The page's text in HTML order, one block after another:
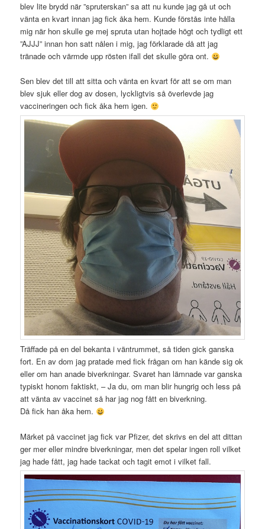
blev lite brydd när ”spruterskan” sa att nu kunde jag gå ut och
vänta en kvart innan jag fick åka hem. Kunde förstås inte hålla
mig när hon skulle ge mej spruta utan hojtade högt och tydligt ett
”AJJJ” innan hon satt nålen i mig, jag förklarade då att jag
tränade och värmde upp rösten ifall det skulle göra ont.
Sen blev det till att sitta och vänta en kvart för att se om man
blev sjuk eller dog av dosen, lyckligtvis så överlevde jag
vaccineringen och fick åka hem igen.
Träffade på en del bekanta i väntrummet, så tiden gick ganska
fort. En av dom jag pratade med fick frågan om han kände sig ok
eller om han anade biverkningar. Svaret han lämnade var ganska
typiskt honom faktiskt, – Ja du, om man blir hungrig och less på
att vänta av vaccinet så har jag nog fått en biverkning.
Då fick han åka hem.
Märket på vaccinet jag fick var Pfizer, det skrivs en del att dittan
ger mer eller mindre biverkningar, men det spelar ingen roll vilket
jag hade fått, jag hade tackat och tagit emot i vilket fall.